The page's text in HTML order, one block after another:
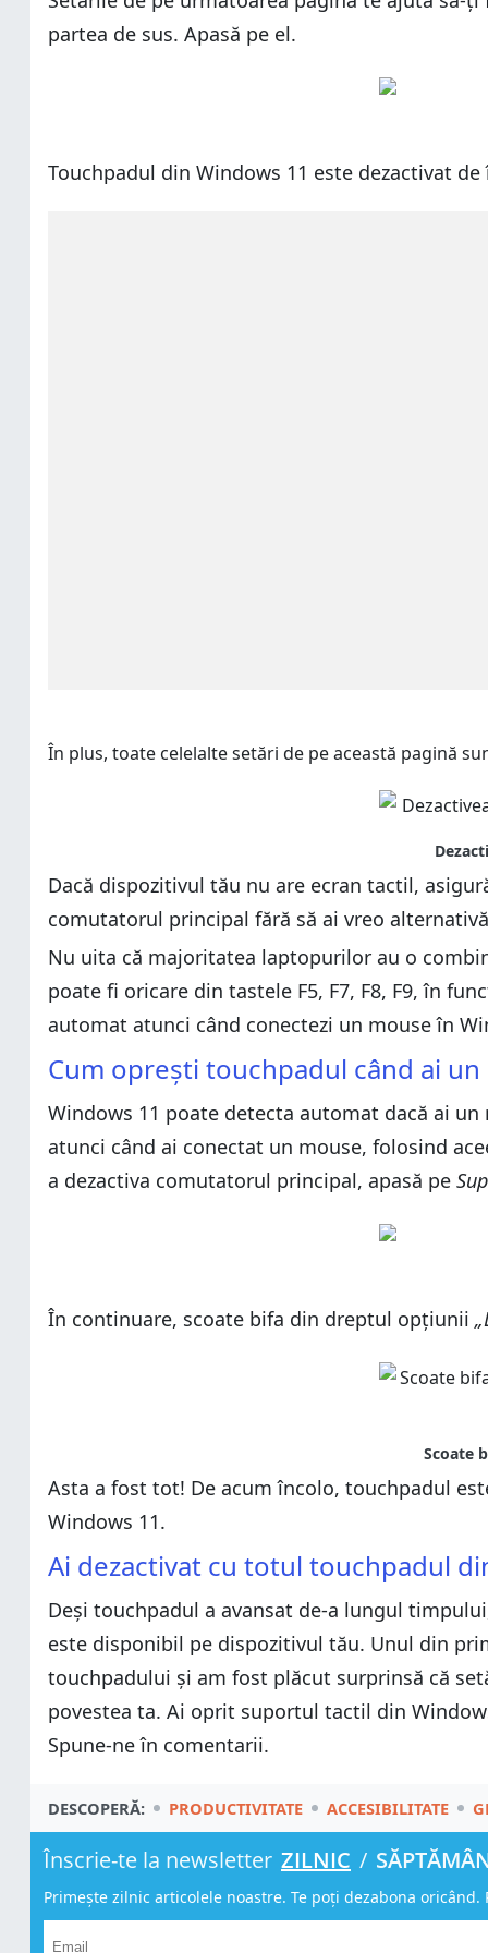
partea de sus. Apasă pe el.
Touchpadul din Windows 11 este dezactivat
În plus, toate celelalte setări de pe această pagină
Dacă dispozitivul tău nu are ecran tactil,
comutatorul principal fără să ai vreo
Nu uita că majoritatea laptopurilor au o
poate fi oricare din tastele F5, F7, F8, F9, în
automat atunci când conectezi un mouse în
Cum oprești touchpadul când ai
Windows 11 poate detecta automat dacă ai
atunci când ai conectat un mouse, folosind
a dezactiva comutatorul principal, apasă pe
În continuare, scoate bifa din dreptul opțiunii
Asta a fost tot! De acum încolo, touchpadul
Windows 11.
Ai dezactivat cu totul touchpadul
Deși touchpadul a avansat de-a lungul
este disponibil pe dispozitivul tău. Unul din
touchpadului și am fost plăcut surprinsă că
povestea ta. Ai oprit suportul tactil din
Spune-ne în comentarii.
DESCOPERĂ: PRODUCTIVITATE ACCESIBILITATE
Înscrie-te la newsletter ZILNIC /
Primește zilnic articolele noastre. Te poți dezabona